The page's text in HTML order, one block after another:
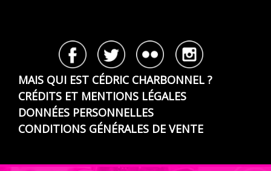
MAIS QUI EST CÉDRIC CHARBONNEL ?
CRÉDITS ET MENTIONS LÉGALES
DONNÉES PERSONNELLES
CONDITIONS GÉNÉRALES DE VENTE